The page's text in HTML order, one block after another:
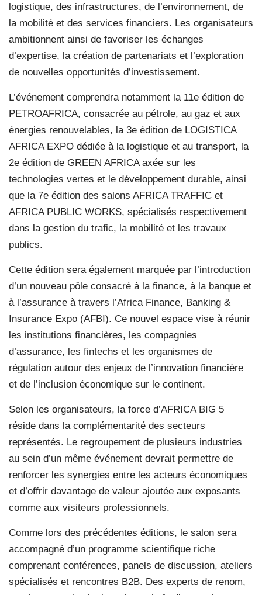
logistique, des infrastructures, de l’environnement, de
la mobilité et des services financiers. Les organisateurs
ambitionnent ainsi de favoriser les échanges
d’expertise, la création de partenariats et l’exploration
de nouvelles opportunités d’investissement.
L’événement comprendra notamment la 11e édition de
PETROAFRICA, consacrée au pétrole, au gaz et aux
énergies renouvelables, la 3e édition de LOGISTICA
AFRICA EXPO dédiée à la logistique et au transport, la
2e édition de GREEN AFRICA axée sur les
technologies vertes et le développement durable, ainsi
que la 7e édition des salons AFRICA TRAFFIC et
AFRICA PUBLIC WORKS, spécialisés respectivement
dans la gestion du trafic, la mobilité et les travaux
publics.
Cette édition sera également marquée par l’introduction
d’un nouveau pôle consacré à la finance, à la banque et
à l’assurance à travers l’Africa Finance, Banking &
Insurance Expo (AFBI). Ce nouvel espace vise à réunir
les institutions financières, les compagnies
d’assurance, les fintechs et les organismes de
régulation autour des enjeux de l’innovation financière
et de l’inclusion économique sur le continent.
Selon les organisateurs, la force d’AFRICA BIG 5
réside dans la complémentarité des secteurs
représentés. Le regroupement de plusieurs industries
au sein d’un même événement devrait permettre de
renforcer les synergies entre les acteurs économiques
et d’offrir davantage de valeur ajoutée aux exposants
comme aux visiteurs professionnels.
Comme lors des précédentes éditions, le salon sera
accompagné d’un programme scientifique riche
comprenant conférences, panels de discussion, ateliers
spécialisés et rencontres B2B. Des experts de renom,